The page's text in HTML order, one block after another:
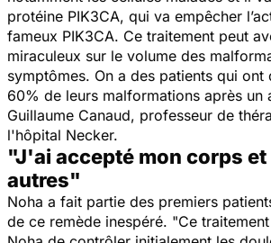
protéine PIK3CA, qui va empêcher
fameux PIK3CA. Ce traitement peut
miraculeux sur le volume des
symptômes. On a des patients qui ont
60% de leurs malformations après un
Guillaume Canaud, professeur de
l'hôpital Necker.
"J'ai accepté mon corps et
autres"
Noha a fait partie des premiers
de ce remède inespéré. "Ce